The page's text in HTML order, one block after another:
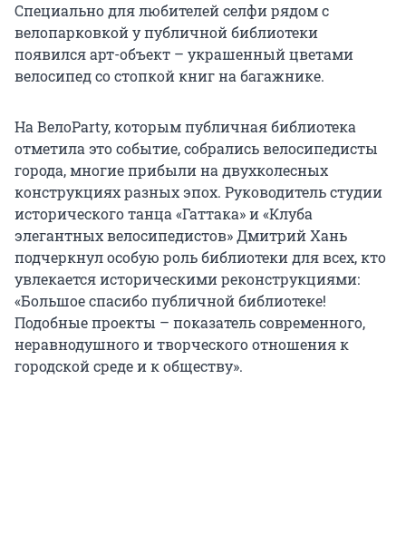
Специально для любителей селфи рядом с
велопарковкой у публичной библиотеки
появился арт-объект – украшенный цветами
велосипед со стопкой книг на багажнике.
На ВелоParty, которым публичная библиотека
отметила это событие, собрались велосипедисты
города, многие прибыли на двухколесных
конструкциях разных эпох. Руководитель студии
исторического танца «Гаттака» и «Клуба
элегантных велосипедистов» Дмитрий Хань
подчеркнул особую роль библиотеки для всех, кто
увлекается историческими реконструкциями:
«Большое спасибо публичной библиотеке!
Подобные проекты – показатель современного,
неравнодушного и творческого отношения к
городской среде и к обществу».